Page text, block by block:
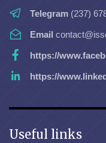
Telegram (237)
Email
https://
https://
Useful links